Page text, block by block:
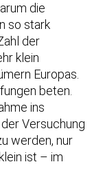
die
so stark
der
klein
Europas.
beten.
ins
Versuchung
werden, nur
ist – im